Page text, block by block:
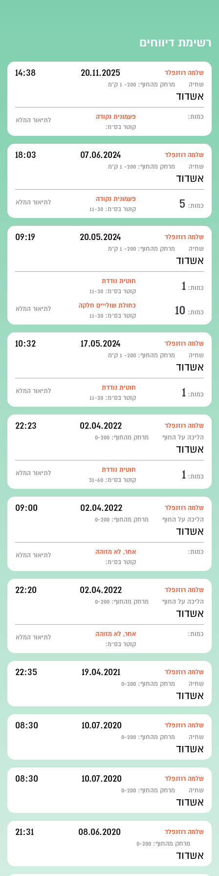
רשימת דיווחים
שלמה רוזנפלד 20.11.2025
14:38
שחיה מרחק מהחוף: 200- 1 ק"מ
אשדוד
כמות:
פעמונית נקודה
קוטר בס״מ:
לתיאור המלא
שלמה רוזנפלד 07.06.2024
18:03
שחיה מרחק מהחוף: 200- 1 ק"מ
אשדוד
כמות: 5
פעמונית נקודה
קוטר בס״מ: 11-30
לתיאור המלא
שלמה רוזנפלד 20.05.2024
09:19
שחיה מרחק מהחוף: 200- 1 ק"מ
אשדוד
כמות: 1
חוטית נודדת
קוטר בס״מ: 11-30
כמות: 10
כחולת שולייים חלקה
קוטר בס״מ: 11-30
לתיאור המלא
שלמה רוזנפלד 17.05.2024
10:32
שחיה מרחק מהחוף: 200- 1 ק"מ
אשדוד
כמות: 1
חוטית נודדת
קוטר בס״מ: 11-30
לתיאור המלא
שלמה רוזנפלד 02.04.2022
22:23
הליכה על החוף מרחק מהחוף: 0-200
אשדוד
כמות: 1
חוטית נודדת
קוטר בס״מ: 31-60
לתיאור המלא
שלמה רוזנפלד 02.04.2022
09:00
הליכה על החוף מרחק מהחוף: 0-200
אשדוד
כמות:
אחר, לא מזוהה
קוטר בס״מ:
לתיאור המלא
שלמה רוזנפלד 02.04.2022
22:20
הליכה על החוף מרחק מהחוף: 0-200
אשדוד
כמות:
אחר, לא מזוהה
קוטר בס״מ:
לתיאור המלא
שלמה רוזנפלד 19.04.2021
22:35
שחיה מרחק מהחוף: 0-200
אשדוד
שלמה רוזנפלד 10.07.2020
08:30
שחיה מרחק מהחוף: 0-200
אשדוד
שלמה רוזנפלד 10.07.2020
08:30
שחיה מרחק מהחוף: 0-200
אשדוד
שלמה רוזנפלד 08.06.2020
21:31
מרחק מהחוף: 0-200
אשדוד